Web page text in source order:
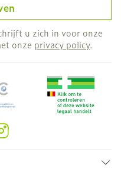
u zich in voor onze
onze privacy policy.